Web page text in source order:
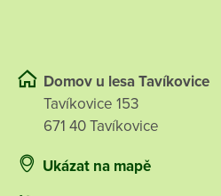
Domov u lesa Tavíkovice
Tavíkovice 153
671 40 Tavíkovice
Ukázat na mapě